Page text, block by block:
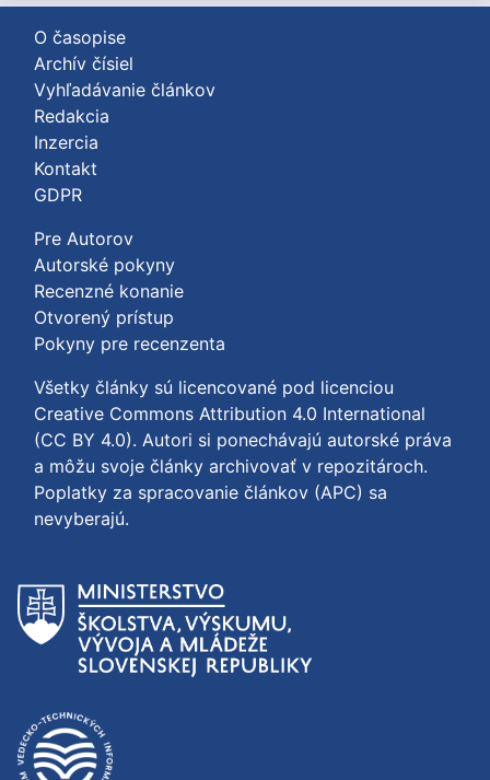
O časopise
Archív čísiel
Vyhľadávanie článkov
Redakcia
Inzercia
Kontakt
GDPR
Pre Autorov
Autorské pokyny
Recenzné konanie
Otvorený prístup
Pokyny pre recenzenta
Všetky články sú licencované pod licenciou
Creative Commons Attribution 4.0 International
(CC BY 4.0). Autori si ponechávajú autorské práva
a môžu svoje články archivovať v repozitároch.
Poplatky za spracovanie článkov (APC) sa
nevyberajú.